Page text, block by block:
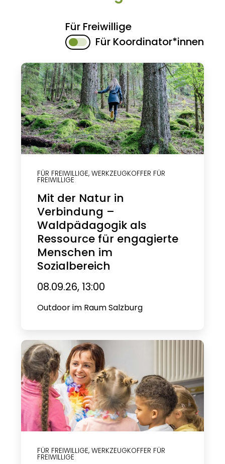
Für Freiwillige
Für Koordinator*innen
FÜR FREIWILLIGE, WERKZEUGKOFFER FÜR
FREIWILLIGE
Mit der Natur in
Verbindung –
Waldpädagogik als
Ressource für engagierte
Menschen im
Sozialbereich
08.09.26, 13:00
Outdoor im Raum Salzburg
FÜR FREIWILLIGE, WERKZEUGKOFFER FÜR
FREIWILLIGE